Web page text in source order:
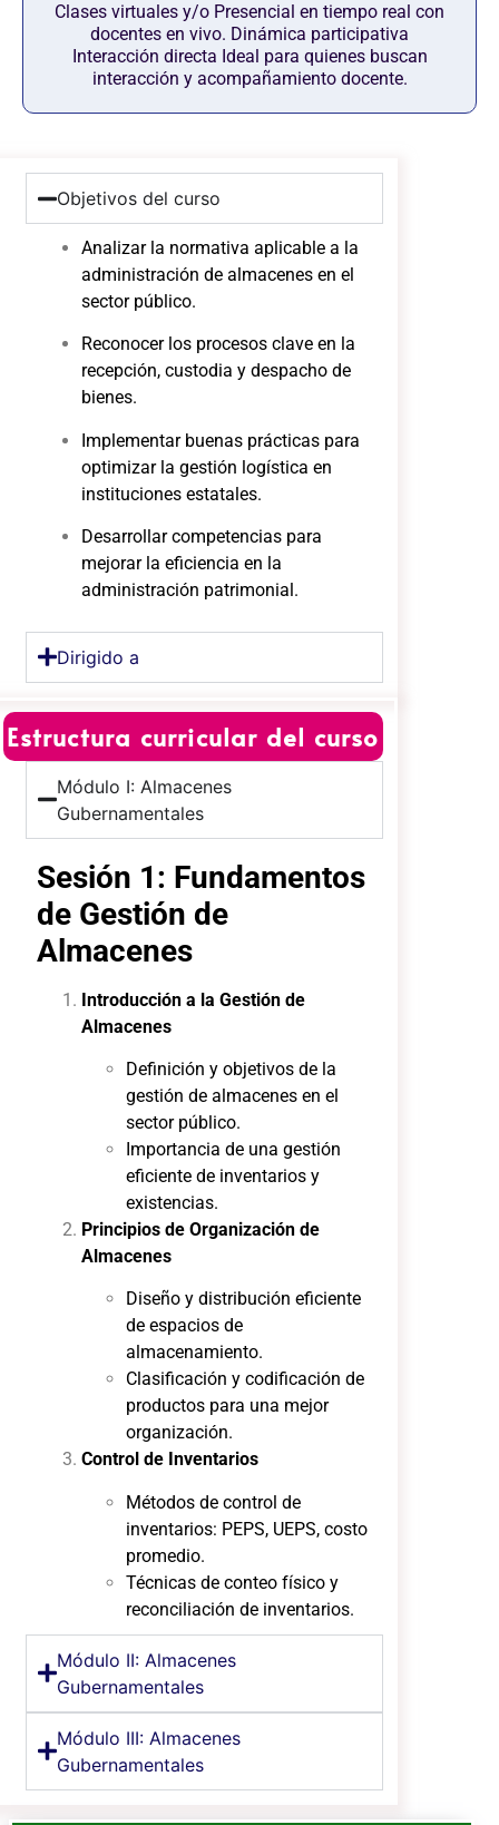
Clases virtuales y/o Presencial en tiempo real con
docentes en vivo. Dinámica participativa
Interacción directa Ideal para quienes buscan
interacción y acompañamiento docente.
Objetivos del curso
Analizar la normativa aplicable a la
administración de almacenes en el
sector público.
Reconocer los procesos clave en la
recepción, custodia y despacho de
bienes.
Implementar buenas prácticas para
optimizar la gestión logística en
instituciones estatales.
Desarrollar competencias para
mejorar la eficiencia en la
administración patrimonial.
Dirigido a
Estructura curricular del curso
Módulo I: Almacenes
Gubernamentales
Sesión 1: Fundamentos
de Gestión de
Almacenes
Introducción a la Gestión de
Almacenes
Definición y objetivos de la
gestión de almacenes en el
sector público.
Importancia de una gestión
eficiente de inventarios y
existencias.
Principios de Organización de
Almacenes
Diseño y distribución eficiente
de espacios de
almacenamiento.
Clasificación y codificación de
productos para una mejor
organización.
Control de Inventarios
Métodos de control de
inventarios: PEPS, UEPS, costo
promedio.
Técnicas de conteo físico y
reconciliación de inventarios.
Módulo II: Almacenes
Gubernamentales
Módulo III: Almacenes
Gubernamentales